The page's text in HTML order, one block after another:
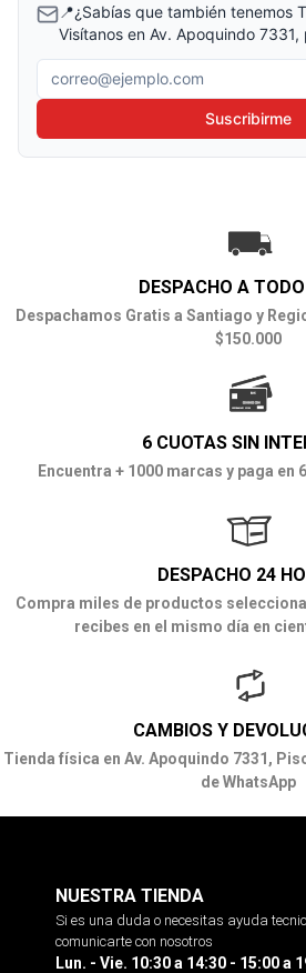
📍¿Sabías que también tenemos
Visítanos en Av. Apoquindo 7331,
Correo electrónico
Suscribirme
DESPACHO A
Despachamos Gratis a Santiago y
$150.000
6 CUOTAS SIN
Encuentra + 1000 marcas y paga
DESPACHO 24
Compra miles de productos
recibes en el mismo día en
CAMBIOS Y
Tienda física en Av. Apoquindo 7331,
de WhatsApp
NUESTRA TIENDA
Si es una duda o necesitas ayuda
comunicarte con nosotros
Lun. - Vie. 10:30 a 14:30 - 15:00 a